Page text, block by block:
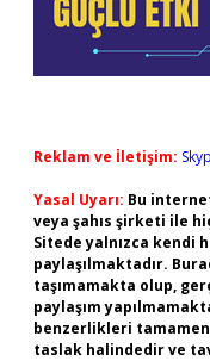
Reklam ve İletişim:
Yasal Uyarı: Bu
veya şahıs şirketi ile
Sitede yalnızca kendi
paylaşılmaktadır.
taşımamakta olup,
paylaşım
benzerlikleri
taslak halindedir ve